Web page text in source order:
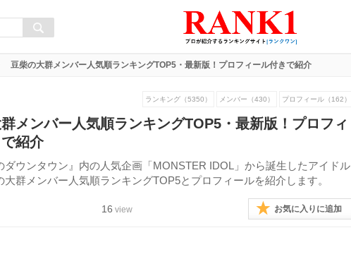
豆柴の大群メンバー人気順ランキングTOP5・最新版！プロフィール付きで紹介
ランキング（5350） メンバー（430） プロフィール（162）
メンバー人気順ランキングTOP5・最新版！プロフィ
紹介
ダウンタウン』内の人気企画「MONSTER IDOL」から誕生したアイドル
群メンバー人気順ランキングTOP5とプロフィールを紹介します。
16 view お気に入りに追加